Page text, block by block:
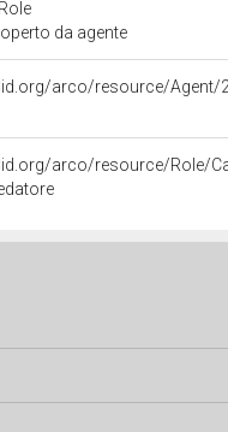
da agente
arco/resource/Agent/
arco/resource/Role/